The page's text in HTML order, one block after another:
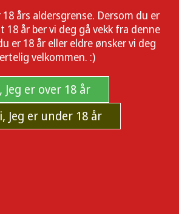
års aldersgrense. Dersom du er
18 år ber vi deg gå vekk fra denne
er 18 år eller eldre ønsker vi deg
velkommen. :)
Jeg er over 18 år
Jeg er under 18 år